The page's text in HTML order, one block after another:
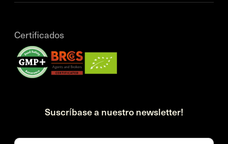
Certificados
Suscríbase a nuestro newsletter!